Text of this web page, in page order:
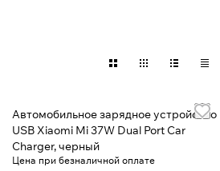
Автомобильное зарядное устройство
USB Xiaomi Mi 37W Dual Port Car
Charger, черный
Цена при безналичной оплате